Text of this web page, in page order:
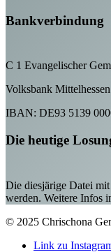
Bankverbindung
C 1 Evangelischer
Volksbank
IBAN: DE93 5139
Die heutige
Die diesjärige Datei
werden. Weitere Infos
© 2025 Chrischona
Link zu